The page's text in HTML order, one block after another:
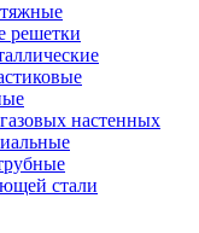
решетки
настенных
стали